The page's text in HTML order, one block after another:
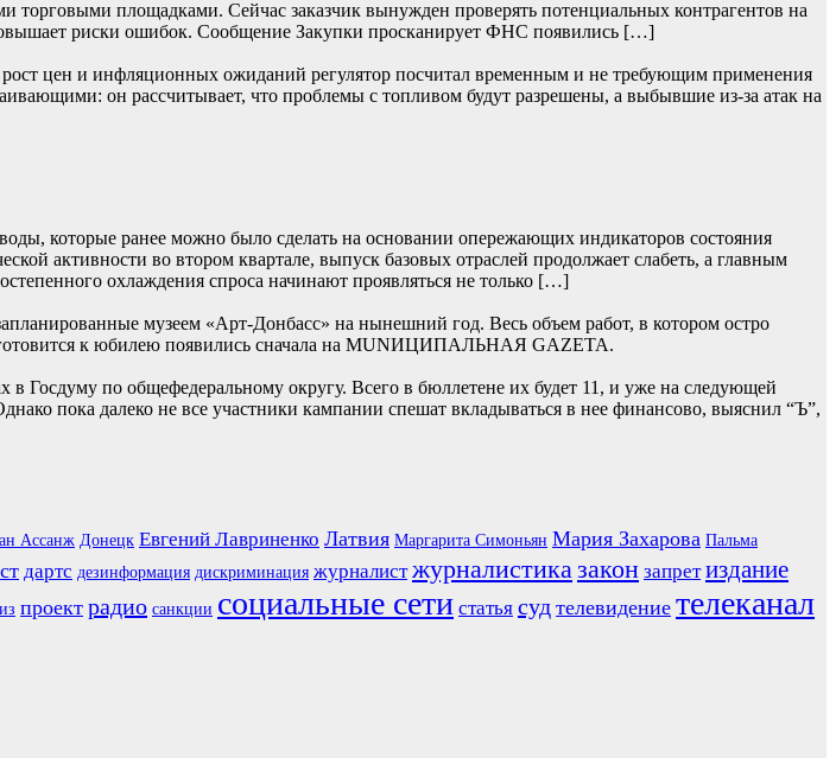
торговыми площадками. Сейчас заказчик вынужден проверять потенциальных контрагентов на
риски ошибок. Сообщение Закупки просканирует ФНС появились […]
цен и инфляционных ожиданий регулятор посчитал временным и не требующим применения
он рассчитывает, что проблемы с топливом будут разрешены, а выбывшие из-за атак на
которые ранее можно было сделать на основании опережающих индикаторов состояния
активности во втором квартале, выпуск базовых отраслей продолжает слабеть, а главным
охлаждения спроса начинают проявляться не только […]
музеем «Арт-Донбасс» на нынешний год. Весь объем работ, в котором остро
к юбилею появились сначала на MUNИЦИПАЛЬНАЯ GAZЕТА.
Госдуму по общефедеральному округу. Всего в бюллетене их будет 11, и уже на следующей
пока далеко не все участники кампании спешат вкладываться в нее финансово, выяснил “Ъ”,
Ассанж Донецк Евгений Лавриненко Латвия Маргарита Симоньян Мария Захарова Пальма
дартс дезинформация дискриминация журналист журналистиказакон запрет издание
проект радио санкции социальные сети статья суд телевидение телеканал